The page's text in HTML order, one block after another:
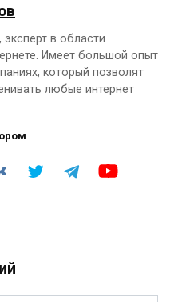
эксперт в области
Имеет большой опыт
который позволят
любые интернет